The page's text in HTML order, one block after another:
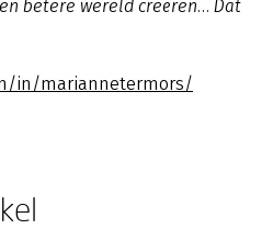
betere wereld creëren… Dat
in/mariannetermors/